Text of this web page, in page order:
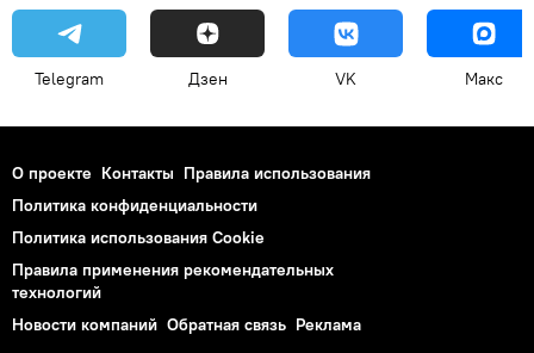
Telegram Дзен VK Макс
О проекте Контакты Правила использования
Политика конфиденциальности
Политика использования Cookie
Правила применения рекомендательных
технологий
Новости компаний Обратная связь Реклама